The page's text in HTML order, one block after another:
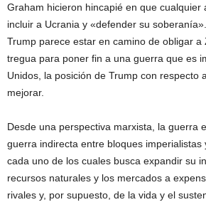
Graham hicieron hincapié en que cualquier
incluir a Ucrania y «defender su
Trump parece estar en camino de obligar a
tregua para poner fin a una guerra que es
Unidos, la posición de Trump con respecto
mejorar.
Desde una perspectiva marxista, la guerra
guerra indirecta entre bloques imperialistas
cada uno de los cuales busca expandir su
recursos naturales y los mercados a
rivales y, por supuesto, de la vida y el